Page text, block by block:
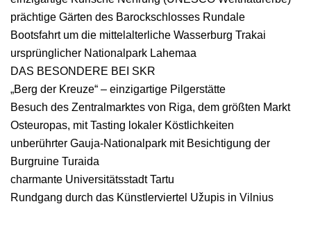
prächtige Gärten des Barockschlosses Rundale
Bootsfahrt um die mittelalterliche Wasserburg Trakai
ursprünglicher Nationalpark Lahemaa
DAS BESONDERE BEI SKR
„Berg der Kreuze“ – einzigartige Pilgerstätte
Besuch des Zentralmarktes von Riga, dem größten Markt
Osteuropas, mit Tasting lokaler Köstlichkeiten
unberührter Gauja-Nationalpark mit Besichtigung der
Burgruine Turaida
charmante Universitätsstadt Tartu
Rundgang durch das Künstlerviertel Užupis in Vilnius